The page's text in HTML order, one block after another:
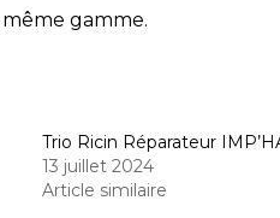
gamme.
Trio Ricin Réparateur
13 juillet 2024
Article similaire